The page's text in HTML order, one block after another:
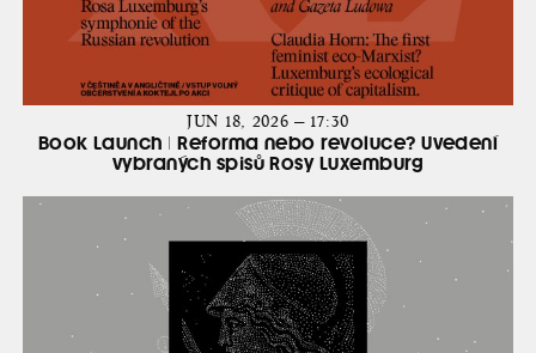
JUN 18, 2026 — 17:30
Book Launch | Reforma nebo revoluce? Uvedení
vybraných spisů Rosy Luxemburg